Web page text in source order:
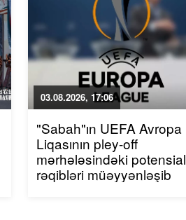
03.08.2026, 17:06
"Sabah"ın UEFA Avropa
Liqasının pley-off
mərhələsindəki potensial
rəqibləri müəyyənləşib